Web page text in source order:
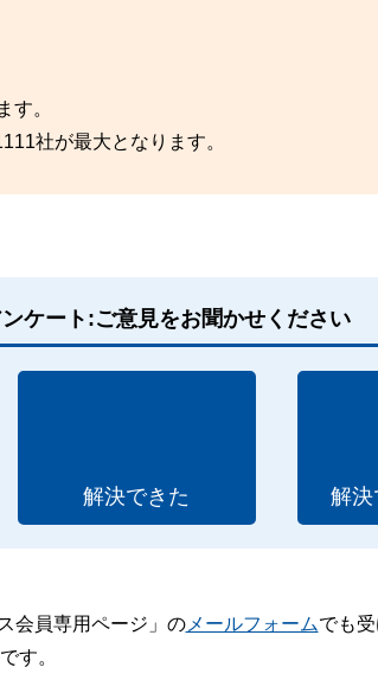
す。
社が最大となります。
ケート:ご意見をお聞かせください
解決できた 解決
会員専用ページ」のメールフォームでも
す。